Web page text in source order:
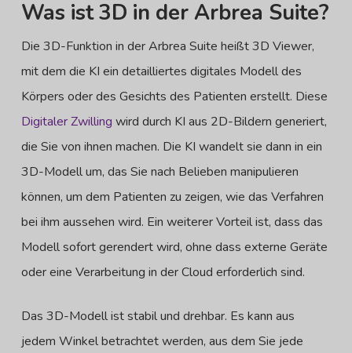
Was ist 3D in der Arbrea Suite?
Die 3D-Funktion in der Arbrea Suite heißt 3D Viewer,
mit dem die KI ein detailliertes digitales Modell des
Körpers oder des Gesichts des Patienten erstellt. Diese
Digitaler Zwilling wird durch KI aus 2D-Bildern generiert,
die Sie von ihnen machen. Die KI wandelt sie dann in ein
3D-Modell um, das Sie nach Belieben manipulieren
können, um dem Patienten zu zeigen, wie das Verfahren
bei ihm aussehen wird. Ein weiterer Vorteil ist, dass das
Modell sofort gerendert wird, ohne dass externe Geräte
oder eine Verarbeitung in der Cloud erforderlich sind.
Das 3D-Modell ist stabil und drehbar. Es kann aus
jedem Winkel betrachtet werden, aus dem Sie jede